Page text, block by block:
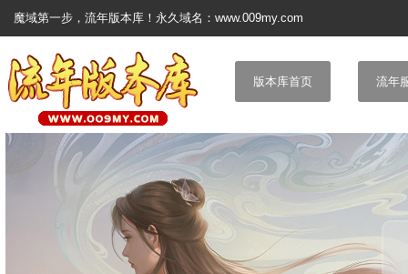
魔域第一步，流年版本库！永久域名：www.009my.com
版本库首页 流年